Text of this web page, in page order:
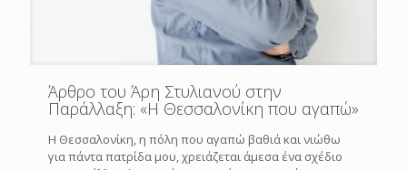
Άρθρο του Άρη Στυλιανού στην
Παράλλαξη: «Η Θεσσαλονίκη που αγαπώ»
Η Θεσσαλονίκη, η πόλη που αγαπώ βαθιά και νιώθω
για πάντα πατρίδα μου, χρειάζεται άμεσα ένα σχέδιο